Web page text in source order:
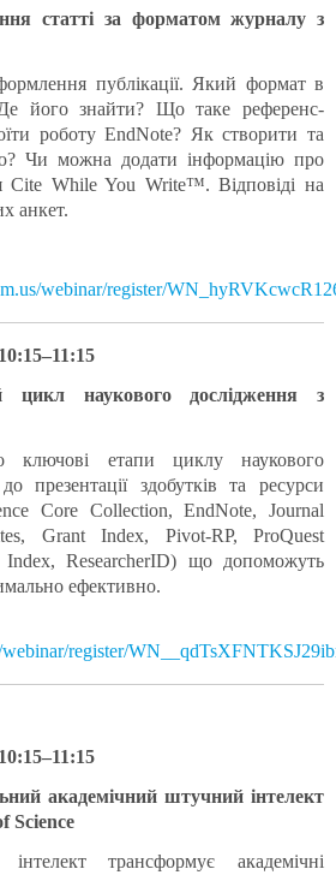
статті за форматом журналу з
публікації. Який формат в
його знайти? Що таке референс-
роботу EndNote? Як створити та
Чи можна додати інформацію про
Cite While You Write™. Відповіді на
анкет.
webinar/register/
наукового дослідження з
ключові етапи циклу наукового
презентації здобутків та ресурси
Core Collection, EndNote, Journal
Grant Index, Pivot-RP, ProQuest
Index, ResearcherID) що допоможуть
ефективно.
webinar/register/
10:15–11:15
академічний штучний інтелект
Science
трансформує академічні